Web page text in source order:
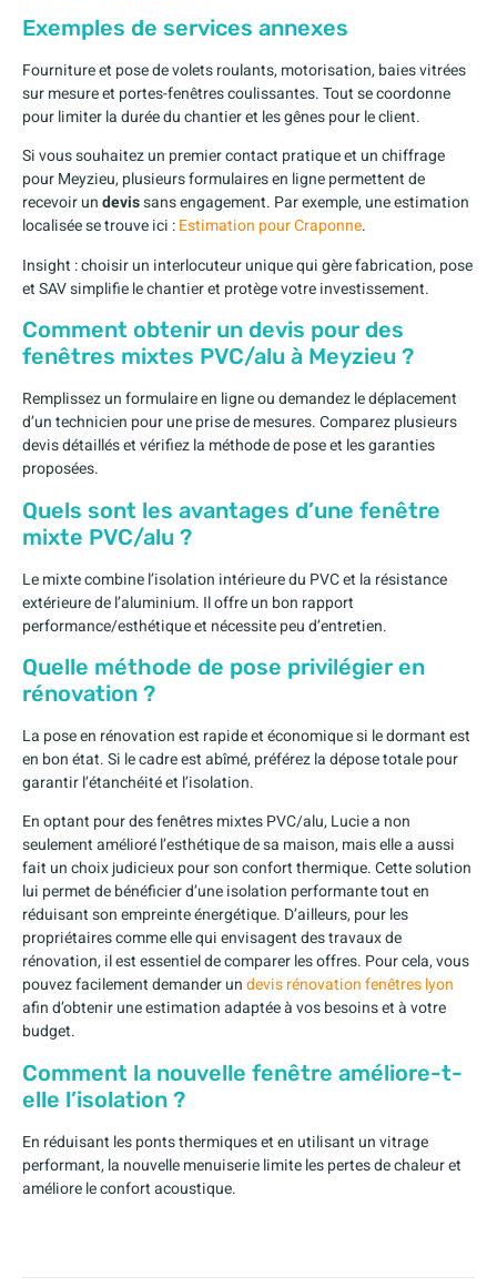
Exemples de services annexes
Fourniture et pose de volets roulants, motorisation, baies vitrées
sur mesure et portes-fenêtres coulissantes. Tout se coordonne
pour limiter la durée du chantier et les gênes pour le client.
Si vous souhaitez un premier contact pratique et un chiffrage
pour Meyzieu, plusieurs formulaires en ligne permettent de
recevoir undevissans engagement. Par exemple, une estimation
localisée se trouve ici :Estimation pour Craponne.
Insight : choisir un interlocuteur unique qui gère fabrication, pose
et SAV simplifie le chantier et protège votre investissement.
Comment obtenir un devis pour des
fenêtres mixtes PVC/alu à Meyzieu ?
Remplissez un formulaire en ligne ou demandez le déplacement
d’un technicien pour une prise de mesures. Comparez plusieurs
devis détaillés et vérifiez la méthode de pose et les garanties
proposées.
Quels sont les avantages d’une fenêtre
mixte PVC/alu ?
Le mixte combine l’isolation intérieure du PVC et la résistance
extérieure de l’aluminium. Il offre un bon rapport
performance/esthétique et nécessite peu d’entretien.
Quelle méthode de pose privilégier en
rénovation ?
La pose en rénovation est rapide et économique si le dormant est
en bon état. Si le cadre est abîmé, préférez la dépose totale pour
garantir l’étanchéité et l’isolation.
En optant pour des fenêtres mixtes PVC/alu, Lucie a non
seulement amélioré l’esthétique de sa maison, mais elle a aussi
fait un choix judicieux pour son confort thermique. Cette solution
lui permet de bénéficier d’une isolation performante tout en
réduisant son empreinte énergétique. D’ailleurs, pour les
propriétaires comme elle qui envisagent des travaux de
rénovation, il est essentiel de comparer les offres. Pour cela, vous
pouvez facilement demander undevis rénovation fenêtres lyon
afin d’obtenir une estimation adaptée à vos besoins et à votre
budget.
Comment la nouvelle fenêtre améliore-t-
elle l’isolation ?
En réduisant les ponts thermiques et en utilisant un vitrage
performant, la nouvelle menuiserie limite les pertes de chaleur et
améliore le confort acoustique.